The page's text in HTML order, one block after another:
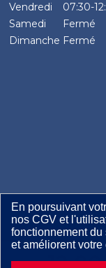
En poursuivant
nos CGV et
fonctionnement
et améliorent votre
Vendredi
07:30-
Samedi
Fermé
Dimanche Fermé
CGV